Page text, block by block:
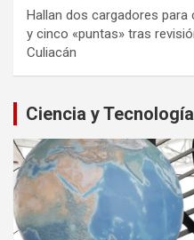
Hallan dos cargadores para
y cinco «puntas» tras
Culiacán
Ciencia y Tecnología